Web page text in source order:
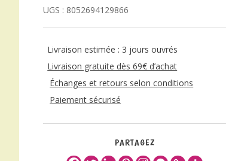
UGS : 8052694129866
Livraison estimée : 3 jours ouvrés
Livraison gratuite dès 69€ d’achat
Échanges et retours selon conditions
Paiement sécurisé
PARTAGEZ